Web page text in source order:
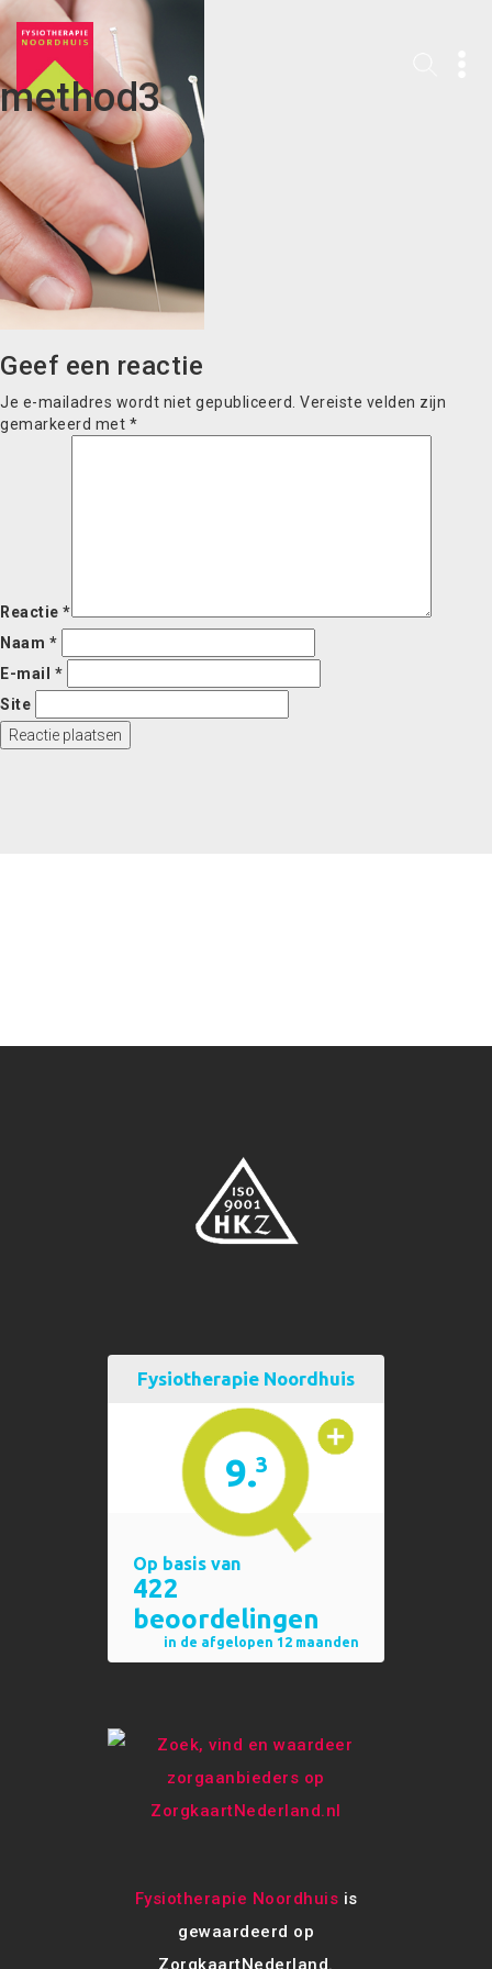
method3
Geef een reactie
Je e-mailadres wordt niet gepubliceerd. Vereiste velden zijn
gemarkeerd met *
Reactie *
Naam *
E-mail *
Site
Fysiotherapie Noordhuis is
gewaardeerd op
ZorgkaartNederland.